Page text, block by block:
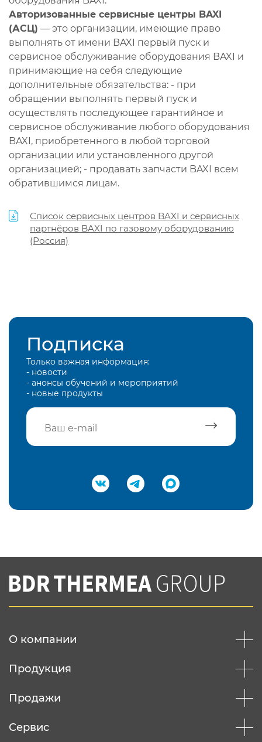
Авторизованные сервисные центры BAXI
(АСЦ) — это организации, имеющие право
выполнять от имени BAXI первый пуск и
сервисное обслуживание оборудования BAXI и
принимающие на себя следующие
дополнительные обязательства: - при
обращении выполнять первый пуск и
осуществлять последующее гарантийное и
сервисное обслуживание любого оборудования
BAXI, приобретенного в любой торговой
организации или установленного другой
организацией; - продавать запчасти BAXI всем
обратившимся лицам.
Список сервисных центров BAXI и сервисных
партнёров BAXI по газовому оборудованию
(Россия)
Подписка
Только важная информация:
- новости
- анонсы обучений и мероприятий
- новые продукты
Подтвердить e-mail
Вы соглашаетесь с нашей политикой
конфеденциальности
О компании
Продукция
Продажи
Сервис